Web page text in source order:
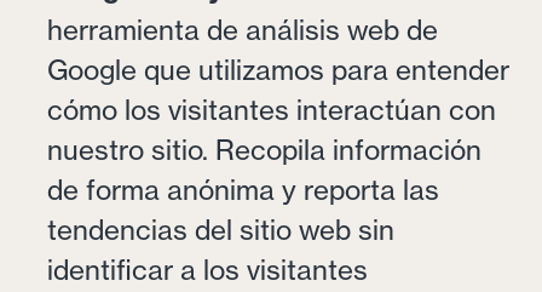
herramienta de análisis web de
Google que utilizamos para entender
cómo los visitantes interactúan con
nuestro sitio. Recopila información
de forma anónima y reporta las
tendencias del sitio web sin
identificar a los visitantes